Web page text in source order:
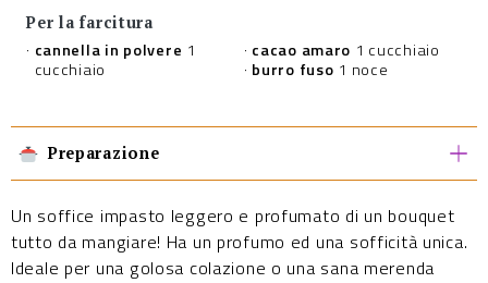
Per la farcitura
cannella in polvere 1
cucchiaio
cacao amaro 1 cucchiaio
burro fuso 1 noce
Preparazione
Un soffice impasto leggero e profumato di un bouquet
tutto da mangiare! Ha un profumo ed una sofficità unica.
Ideale per una golosa colazione o una sana merenda